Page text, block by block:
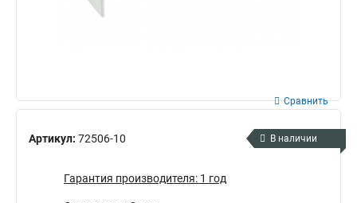
Артикул: 72506-10
Сравнить
В наличии
Гарантия производителя: 1 год